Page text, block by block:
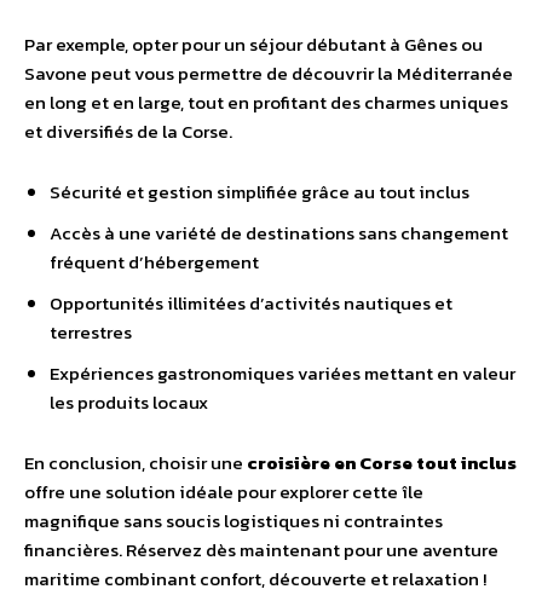
Par exemple, opter pour un séjour débutant à Gênes ou
Savone peut vous permettre de découvrir la Méditerranée
en long et en large, tout en profitant des charmes uniques
et diversifiés de la Corse.
Sécurité et gestion simplifiée grâce au tout inclus
Accès à une variété de destinations sans changement
fréquent d’hébergement
Opportunités illimitées d’activités nautiques et
terrestres
Expériences gastronomiques variées mettant en valeur
les produits locaux
En conclusion, choisir une croisière en Corse tout inclus
offre une solution idéale pour explorer cette île
magnifique sans soucis logistiques ni contraintes
financières. Réservez dès maintenant pour une aventure
maritime combinant confort, découverte et relaxation !